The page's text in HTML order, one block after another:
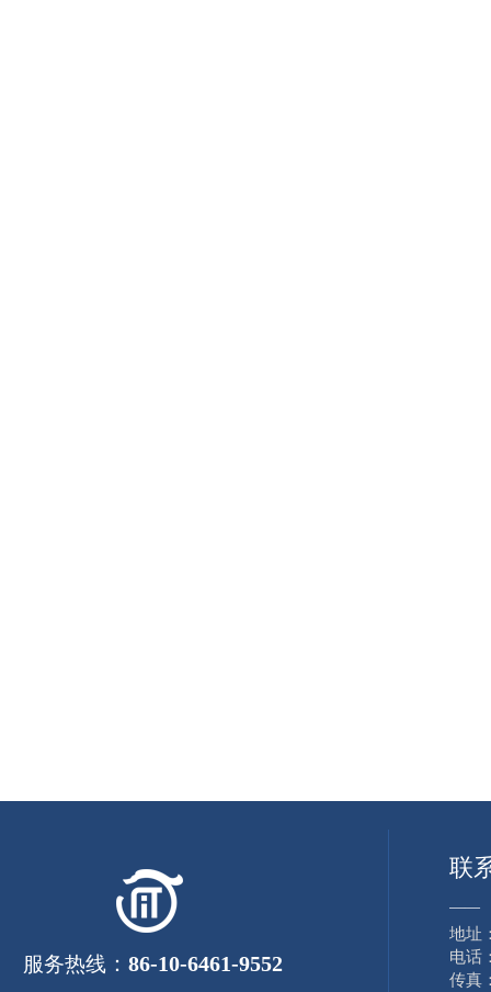
服务热线： 86-10-6461-9552
联
——
地址
电话
传真